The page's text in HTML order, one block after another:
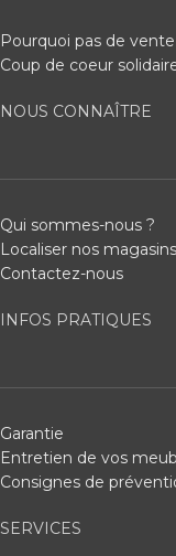
Pourquoi pas de
Coup de coeur
NOUS CONNAÎTRE
Qui sommes-nous ?
Localiser nos magasins
Contactez-nous
INFOS PRATIQUES
Garantie
Entretien de vos
Consignes de
SERVICES